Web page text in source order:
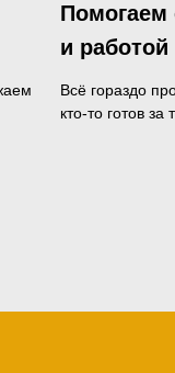
Всё гораздо
кто-то готов за
Помогаем
и работой
день